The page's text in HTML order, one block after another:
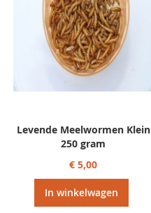
Levende Meelwormen Klein
250 gram
€ 5,00
In winkelwagen